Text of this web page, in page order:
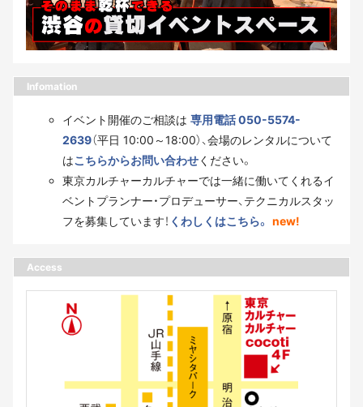
Infomation
イベント開催のご相談は 専用電話 050-5574-
2639（平日 10:00～18:00）、会場のレンタルについて
はこちらからお問い合わせください。
東京カルチャーカルチャーでは一緒に働いてくれるイ
ベントプランナー・プロデューサー、テクニカルスタッ
フを募集しています！ くわしくはこちら。 new!
Access